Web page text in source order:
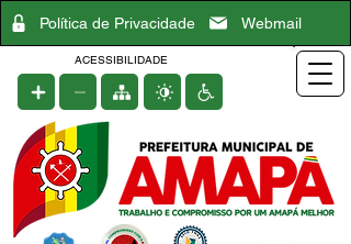
Política de Privacidade Webmail
ACESSIBILIDADE